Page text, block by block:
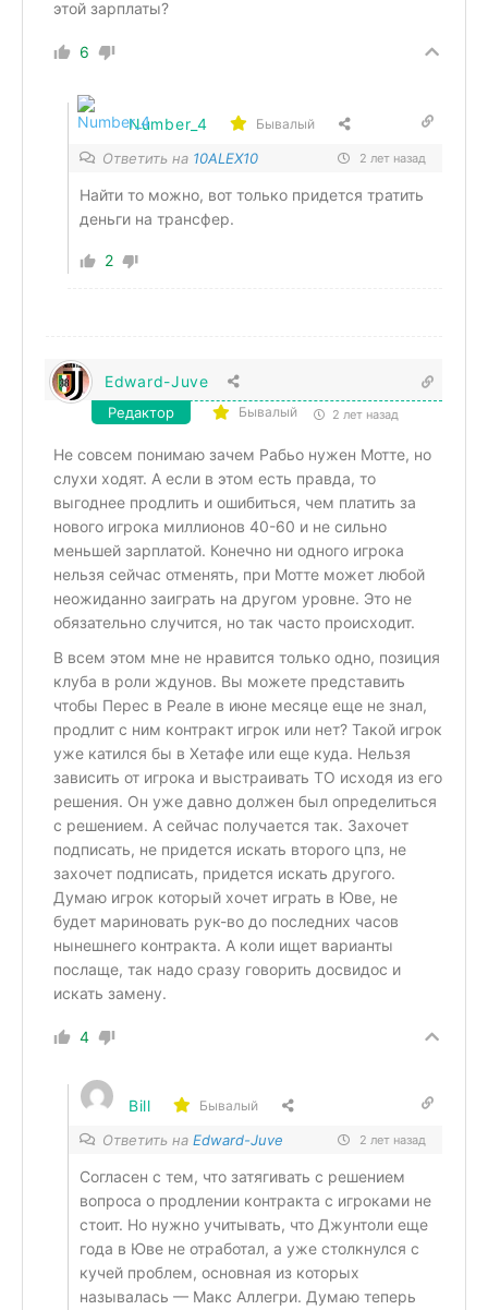
этой зарплаты?
6
Number_4 Бывалый
Ответить на 10ALEX10 2 лет назад
Найти то можно, вот только придется тратить
деньги на трансфер.
2
Edward-Juve
Редактор Бывалый 2 лет назад
Не совсем понимаю зачем Рабьо нужен Мотте, но
слухи ходят. А если в этом есть правда, то
выгоднее продлить и ошибиться, чем платить за
нового игрока миллионов 40-60 и не сильно
меньшей зарплатой. Конечно ни одного игрока
нельзя сейчас отменять, при Мотте может любой
неожиданно заиграть на другом уровне. Это не
обязательно случится, но так часто происходит.
В всем этом мне не нравится только одно, позиция
клуба в роли ждунов. Вы можете представить
чтобы Перес в Реале в июне месяце еще не знал,
продлит с ним контракт игрок или нет? Такой игрок
уже катился бы в Хетафе или еще куда. Нельзя
зависить от игрока и выстраивать ТО исходя из его
решения. Он уже давно должен был определиться
с решением. А сейчас получается так. Захочет
подписать, не придется искать второго цпз, не
захочет подписать, придется искать другого.
Думаю игрок который хочет играть в Юве, не
будет мариновать рук-во до последних часов
нынешнего контракта. А коли ищет варианты
послаще, так надо сразу говорить досвидос и
искать замену.
4
Bill Бывалый
Ответить на Edward-Juve 2 лет назад
Согласен с тем, что затягивать с решением
вопроса о продлении контракта с игроками не
стоит. Но нужно учитывать, что Джунтоли еще
года в Юве не отработал, а уже столкнулся с
кучей проблем, основная из которых
называлась — Макс Аллегри. Думаю теперь